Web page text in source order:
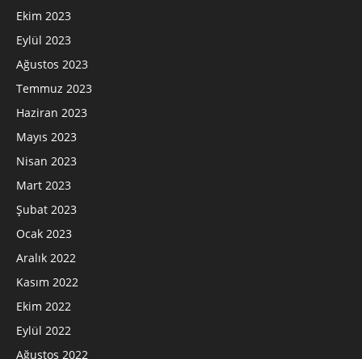
Ekim 2023
Eylül 2023
Ağustos 2023
Temmuz 2023
Haziran 2023
Mayıs 2023
Nisan 2023
Mart 2023
Şubat 2023
Ocak 2023
Aralık 2022
Kasım 2022
Ekim 2022
Eylül 2022
Ağustos 2022